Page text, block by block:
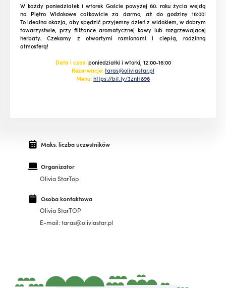
W każdy poniedziałek i wtorek Goście powyżej 60. roku życia wejdą
na Piętro Widokowe całkowicie za darmo, aż do godziny 16:00!
To idealna okazja, aby spędzić przyjemny dzień z widokiem, w dobrym
towarzystwie, przy filiżance aromatycznej kawy lub rozgrzewającej
herbaty. Czekamy z otwartymi ramionami i ciepłą, rodzinną
atmosferą!
Data i czas:poniedziałki i wtorki, 12:00-16:00
Rezerwacje:taras@oliviastar.pl
Menu:https://bit.ly/3znH896
Maks. liczba uczestników
Organizator
Olivia StarTop
Osoba kontaktowa
Olivia StarTOP
E-mail: taras@oliviastar.pl